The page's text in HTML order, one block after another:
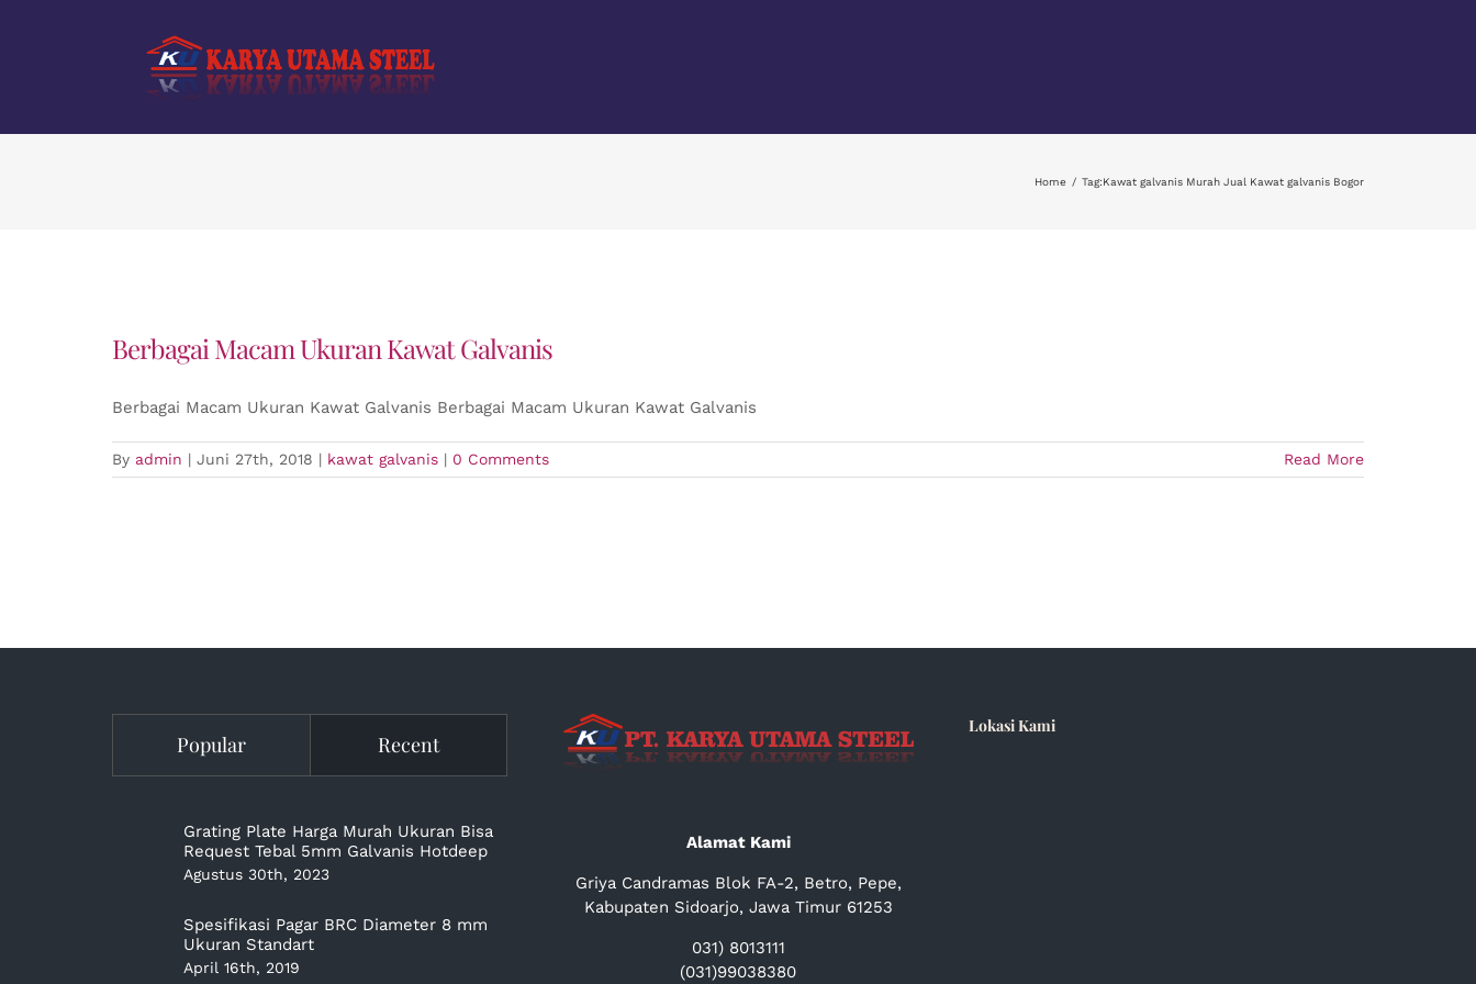
Home Tag:Kawat galvanis Murah Jual Kawat galvanis Bogor
Berbagai Macam Ukuran Kawat Galvanis
Berbagai Macam Ukuran Kawat Galvanis Berbagai Macam Ukuran Kawat Galvanis
By admin | Juni 27th, 2018 | kawat galvanis | 0 Comments Read More
Popular Recent
Grating Plate Harga Murah Ukuran Bisa
Request Tebal 5mm Galvanis Hotdeep
Agustus 30th, 2023
Spesifikasi Pagar BRC Diameter 8 mm
Ukuran Standart
April 16th, 2019
Alamat Kami
Griya Candramas Blok FA-2, Betro, Pepe,
Kabupaten Sidoarjo, Jawa Timur 61253
031) 8013111
(031)99038380
Lokasi Kami